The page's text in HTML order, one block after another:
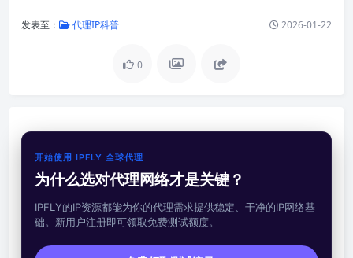
发表至： 代理IP科普 2026-01-22
0
开始使用 IPFLY 全球代理
为什么选对代理网络才是关键？
IPFLY的IP资源都能为你的代理需求提供稳定、干净的IP网络基
础。新用户注册即可领取免费测试额度。